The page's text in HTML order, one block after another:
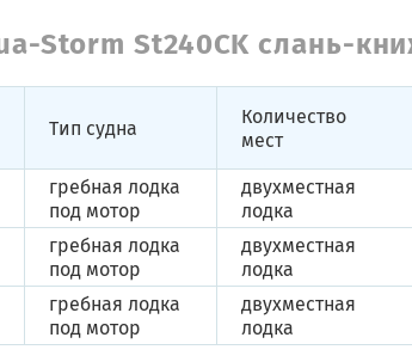
Storm St240CK слань-
Тип судна
Количество
мест
гребная лодка
под мотор
двухместная
лодка
гребная лодка
под мотор
двухместная
лодка
гребная лодка
под мотор
двухместная
лодка